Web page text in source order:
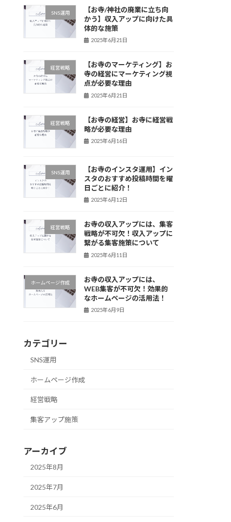
SNS運用
【お寺/神社の廃業に立ち向
かう】収入アップに向けた具
体的な施策
2025年6月21日
経営戦略
【お寺のマーケティング】お
寺の経営にマーケティング視
点が必要な理由
2025年6月21日
経営戦略
【お寺の経営】お寺に経営戦
略が必要な理由
2025年6月16日
SNS運用
【お寺のインスタ運用】イン
スタのおすすめ投稿時間を曜
日ごとに紹介！
2025年6月12日
経営戦略
お寺の収入アップには、集客
戦略が不可欠！収入アップに
繋がる集客施策について
2025年6月11日
ホームページ作成
お寺の収入アップには、
WEB集客が不可欠！効果的
なホームページの活用法！
2025年6月9日
カテゴリー
SNS運用
ホームページ作成
経営戦略
集客アップ施策
アーカイブ
2025年8月
2025年7月
2025年6月